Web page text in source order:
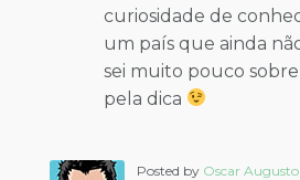
curiosidade de
um país que ainda
sei muito pouco
pela dica
Posted by Oscar Augusto